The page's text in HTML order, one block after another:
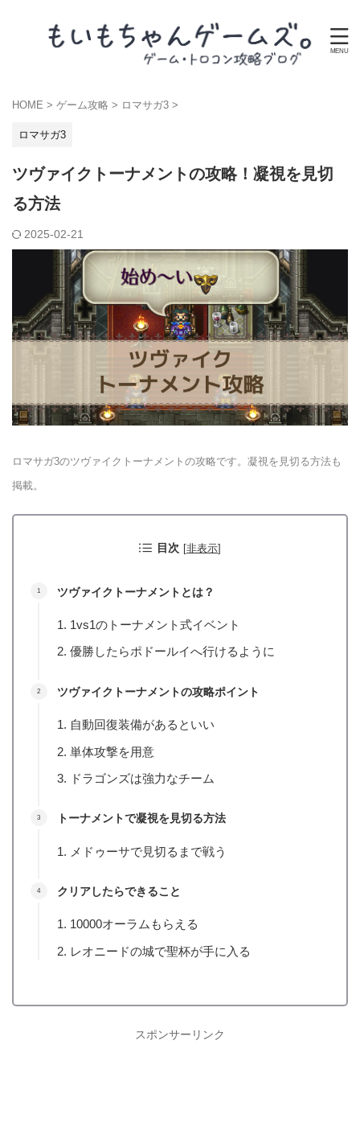
HOME > ゲーム攻略 > ロマサガ3 >
ロマサガ3
ツヴァイクトーナメントの攻略！凝視を見切
る方法
2025-02-21
ロマサガ3のツヴァイクトーナメントの攻略です。凝視を見切る方法も
掲載。
目次 [非表示]
ツヴァイクトーナメントとは？
1vs1のトーナメント式イベント
優勝したらポドールイへ行けるように
ツヴァイクトーナメントの攻略ポイント
自動回復装備があるといい
単体攻撃を用意
ドラゴンズは強力なチーム
トーナメントで凝視を見切る方法
メドゥーサで見切るまで戦う
クリアしたらできること
10000オーラムもらえる
レオニードの城で聖杯が手に入る
スポンサーリンク